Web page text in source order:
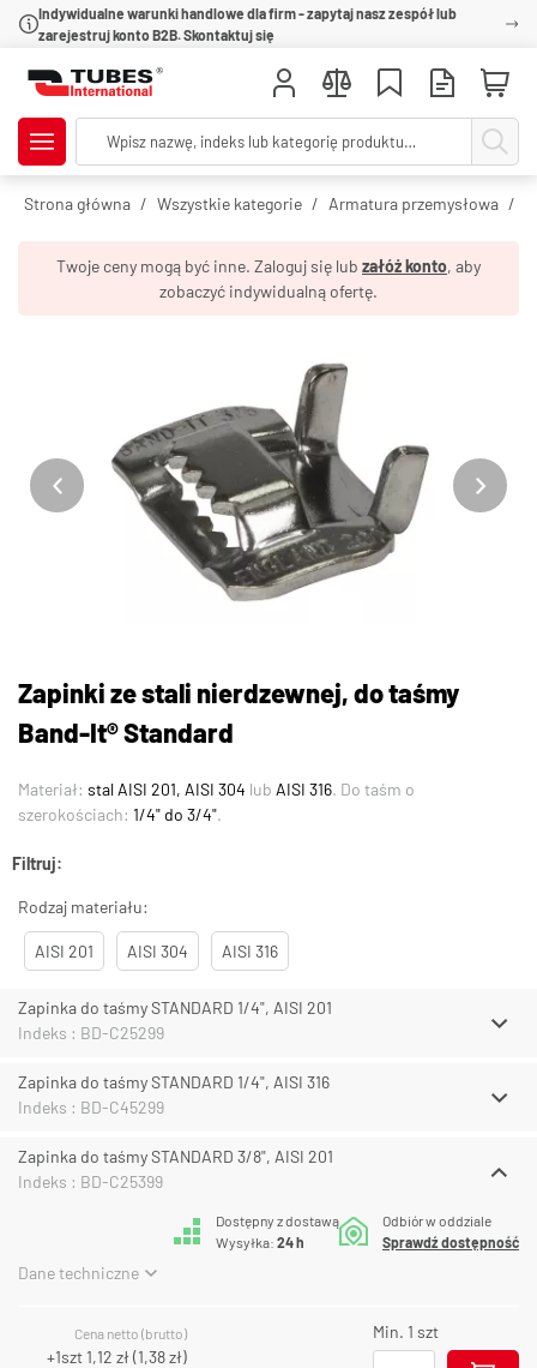
Indywidualne warunki handlowe dla firm - zapytaj nasz zespół lub
zarejestruj konto B2B. Skontaktuj się
Strona główna Wszystkie kategorie Armatura przemysłowa
Twoje ceny mogą być inne. Zaloguj się lub załóż konto, aby
zobaczyć indywidualną ofertę.
Zapinki ze stali nierdzewnej, do taśmy
Band-It® Standard
Materiał: stal AISI 201, AISI 304 lub AISI 316. Do taśm o
szerokościach: 1/4" do 3/4".
Filtruj:
Rodzaj materiału:
AISI 201 AISI 304 AISI 316
Zapinka do taśmy STANDARD 1/4", AISI 201
Indeks : BD-C25299
Zapinka do taśmy STANDARD 1/4", AISI 316
Indeks : BD-C45299
Zapinka do taśmy STANDARD 3/8", AISI 201
Indeks : BD-C25399
Dostępny z dostawą
Wysyłka: 24 h
Odbiór w oddziale
Sprawdź dostępność
Dane techniczne
Cena netto (brutto)
+1szt 1,12 zł(1,38 zł)
Min. 1 szt